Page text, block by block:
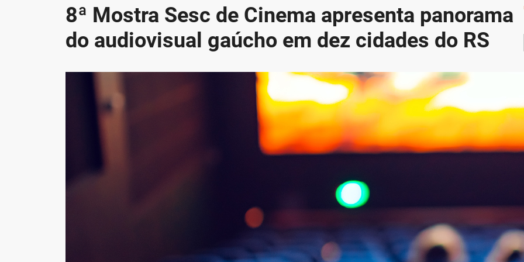
8ª Mostra Sesc de Cinema apresenta panorama
do audiovisual gaúcho em dez cidades do RS